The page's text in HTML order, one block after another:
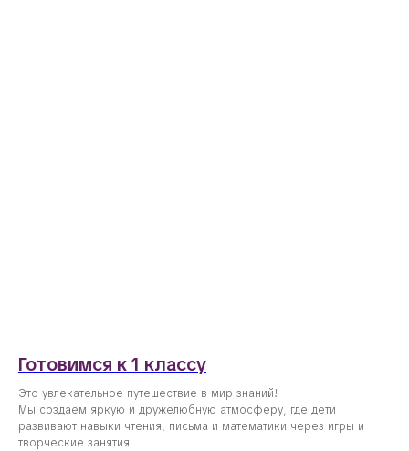
Готовимся к 1 классу
Это увлекательное путешествие в мир знаний!
Мы создаем яркую и дружелюбную атмосферу, где дети
развивают навыки чтения, письма и математики через игры и
творческие занятия.